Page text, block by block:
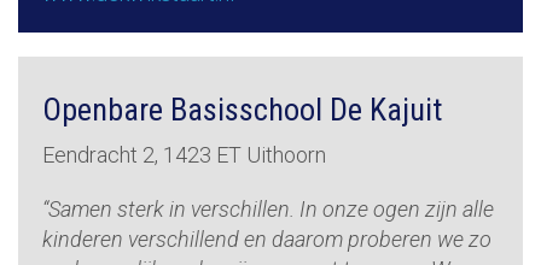
Openbare Basisschool De Kajuit
Eendracht 2, 1423 ET Uithoorn
“Samen sterk in verschillen. In onze ogen zijn alle
kinderen verschillend en daarom proberen we zo